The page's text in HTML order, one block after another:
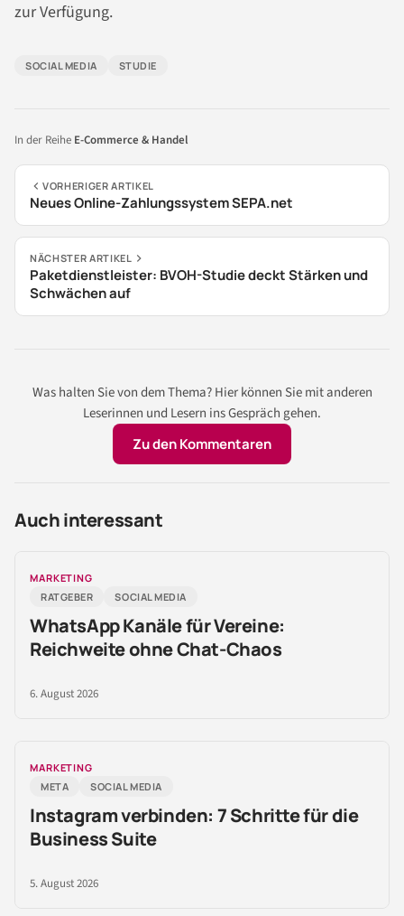
zur Verfügung.
SOCIAL MEDIA STUDIE
In der Reihe E-Commerce & Handel
VORHERIGER ARTIKEL
Neues Online-Zahlungssystem SEPA.net
NÄCHSTER ARTIKEL
Paketdienstleister: BVOH-Studie deckt Stärken und
Schwächen auf
Was halten Sie von dem Thema? Hier können Sie mit anderen
Leserinnen und Lesern ins Gespräch gehen.
Zu den Kommentaren
Auch interessant
MARKETING
RATGEBER
SOCIAL MEDIA
WhatsApp Kanäle für Vereine:
Reichweite ohne Chat-Chaos
6. August 2026
MARKETING
META
SOCIAL MEDIA
Instagram verbinden: 7 Schritte für die
Business Suite
5. August 2026